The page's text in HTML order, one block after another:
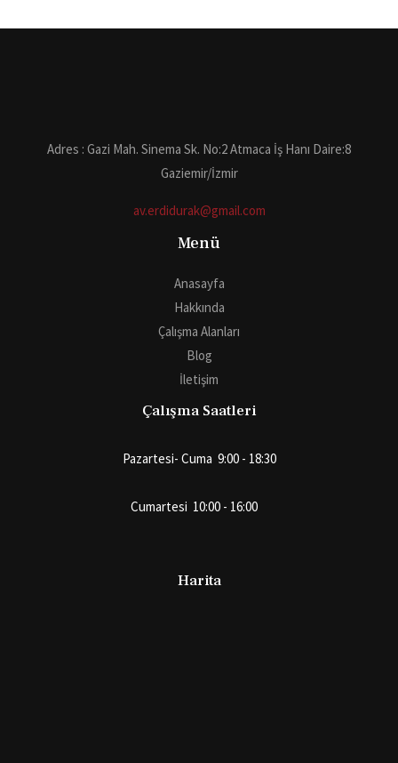
Adres : Gazi Mah. Sinema Sk. No:2 Atmaca İş Hanı Daire:8
Gaziemir/İzmir
av.erdidurak@gmail.com
Menü
Anasayfa
Hakkında
Çalışma Alanları
Blog
İletişim
Çalışma Saatleri
Pazartesi- Cuma 9:00 - 18:30
Cumartesi 10:00 - 16:00
Harita